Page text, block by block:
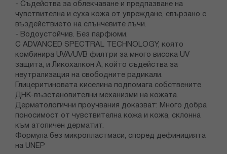
- Съдейства за облекчаване и предпазване на
чувствителна и суха кожа от увреждане, свързано с
въздействието на слънчевите лъчи.
- Водоустойчив. Без парфюми.
С ADVANCED SPECTRAL TECHNOLOGY, която
комбинира UVA/UVB филтри за много висока UV
защита, и Ликохалкон А, който съдейства за
неутрализация на свободните радикали.
Глицеритиновата киселина подпомага собствените
ДНК-възстановителни механизми на кожата.
Дерматологични проучвания доказват: Много добра
поносимост от чувствителна кожа и кожа, склонна
към атопичен дерматит.
Формула без микропластмаси, според дефиницията
на UNEP